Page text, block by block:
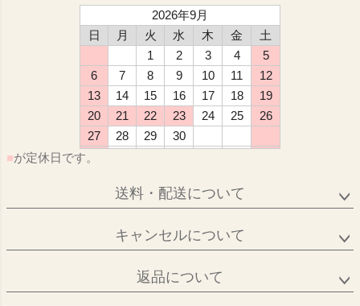
2026年9月
日
月 火 水 木 金
土
1
2 3 4
5
6
7 8 9 10 11
12
13
14 15 16 17 18
19
20
21 22 23 24 25
26
27
28 29
30
■が定休日です。
送料・配送について
キャンセルについて
返品について